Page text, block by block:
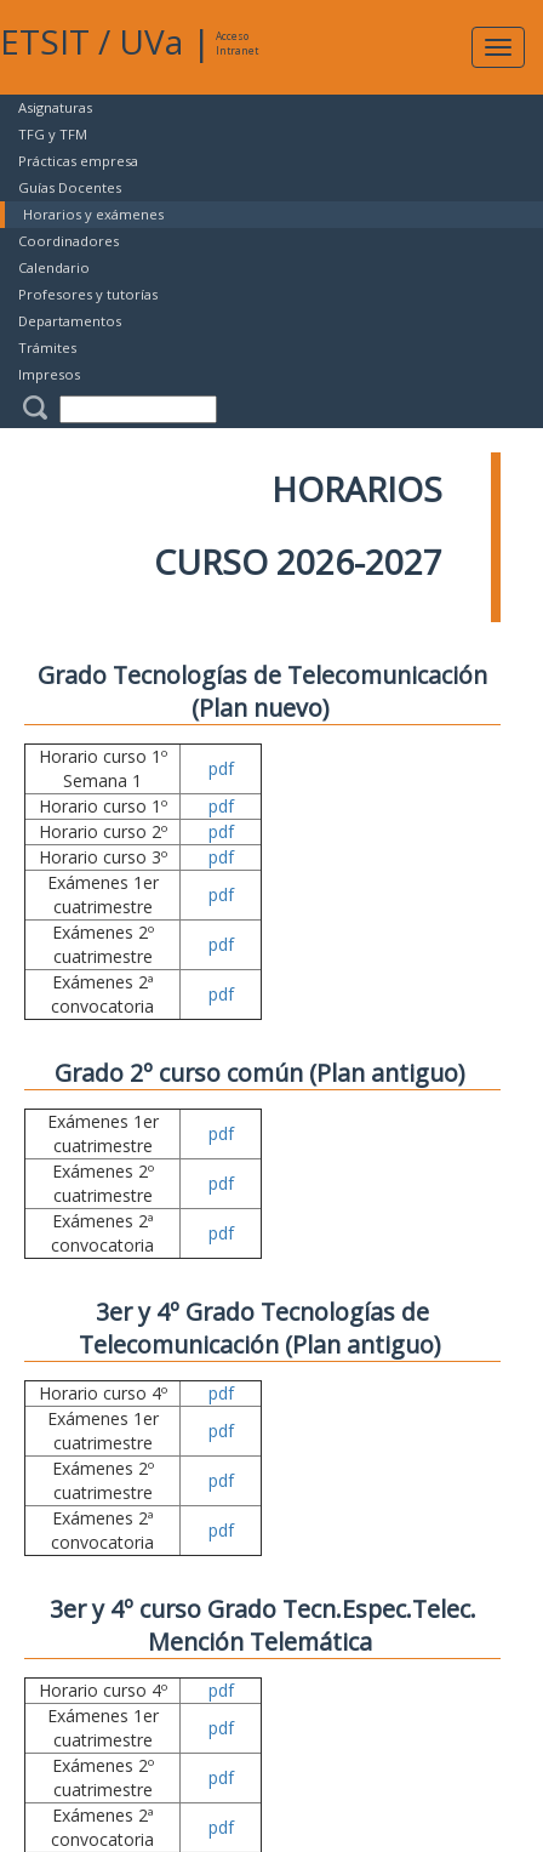
ETSIT / UVa |
Acceso
Intranet
Asignaturas
TFG y TFM
Prácticas empresa
Guías Docentes
Horarios y exámenes
Coordinadores
Calendario
Profesores y tutorías
Departamentos
Trámites
Impresos
HORARIOS
CURSO 2026-2027
Grado Tecnologías de Telecomunicación
(Plan nuevo)
Horario curso 1º
Semana 1
pdf
Horario curso 1º
pdf
Horario curso 2º
pdf
Horario curso 3º
pdf
Exámenes 1er
cuatrimestre
pdf
Exámenes 2º
cuatrimestre
pdf
Exámenes 2ª
convocatoria
pdf
Grado 2º curso común (Plan antiguo)
Exámenes 1er
cuatrimestre
pdf
Exámenes 2º
cuatrimestre
pdf
Exámenes 2ª
convocatoria
pdf
3er y 4º Grado Tecnologías de
Telecomunicación (Plan antiguo)
Horario curso 4º
pdf
Exámenes 1er
cuatrimestre
pdf
Exámenes 2º
cuatrimestre
pdf
Exámenes 2ª
convocatoria
pdf
3er y 4º curso Grado Tecn.Espec.Telec.
Mención Telemática
Horario curso 4º
pdf
Exámenes 1er
cuatrimestre
pdf
Exámenes 2º
cuatrimestre
pdf
Exámenes 2ª
convocatoria
pdf